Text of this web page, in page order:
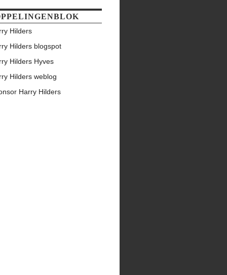
Hilders
Hilders blogspot
Hilders Hyves
Hilders weblog
Harry Hilders